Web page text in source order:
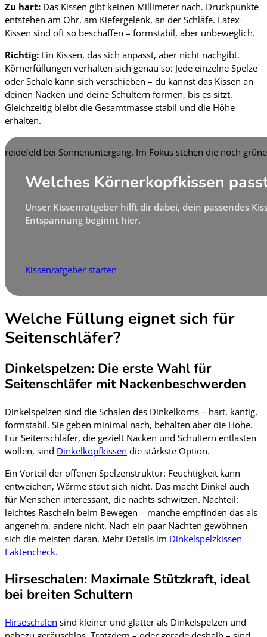
Zu hart: Das Kissen gibt keinen Millimeter nach. Druckpunkte
entstehen am Ohr, am Kiefergelenk, an der Schläfe. Latex-
Kissen sind oft so beschaffen – formstabil, aber unbeweglich.
Richtig: Ein Kissen, das sich anpasst, aber nicht nachgibt.
Körnerfüllungen verhalten sich genau so: Jede einzelne Spelze
oder Schale kann sich verschieben – du kannst das Kissen an
deinen Nacken und deine Schultern formen, bis es sitzt.
Gleichzeitig bleibt die Gesamtmasse stabil und die Höhe
erhalten.
Welches Körnerkopfkissen
Unser Kissenratgeber hilft dir dabei, dein passendes
Entspannung beginnt hier.
Kissenratgeber starten
Welche Füllung eignet sich für
Seitenschläfer?
Dinkelspelzen: Die erste Wahl für
Seitenschläfer mit Nackenbeschwerden
Dinkelspelzen sind die Schalen des Dinkelkorns – hart, kantig,
formstabil. Sie geben minimal nach, behalten aber die Höhe.
Für Seitenschläfer, die gezielt Nacken und Schultern entlasten
wollen, sind Dinkelkopfkissen die stärkste Option.
Ein Vorteil der offenen Spelzenstruktur: Feuchtigkeit kann
entweichen, Wärme staut sich nicht. Das macht Dinkel auch
für Menschen interessant, die nachts schwitzen. Nachteil:
leichtes Rascheln beim Bewegen – manche empfinden das als
angenehm, andere nicht. Nach ein paar Nächten gewöhnen
sich die meisten daran. Mehr Details im Dinkelspelzkissen-
Faktencheck.
Hirseschalen: Maximale Stützkraft, ideal
bei breiten Schultern
Hirseschalen sind kleiner und glatter als Dinkelspelzen und